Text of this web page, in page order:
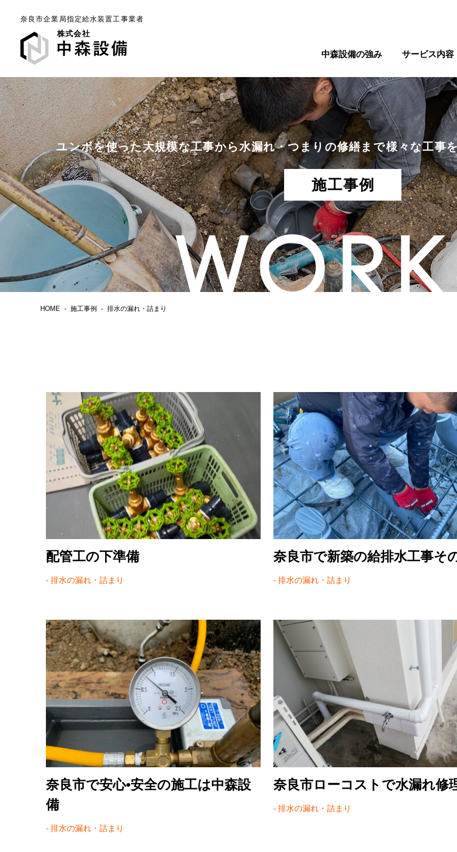
奈良市企業局指定給水装置工事業者
株式会社
中森設備の強み サービス内容
ユンボを使った大規模な工事から水漏れ・つまりの修繕まで様々な工事
施工事例
HOME 施工事例 排水の漏れ・詰まり
配管工の下準備
排水の漏れ・詰まり
奈良市で新築の給排水工事そ
排水の漏れ・詰まり
奈良市で安心•安全の施工は中森設
備
排水の漏れ・詰まり
奈良市ローコストで水漏れ修
排水の漏れ・詰まり